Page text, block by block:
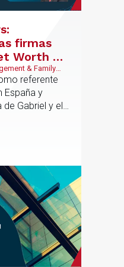
anticipar
firmas
Worth en
& Family
referente
España y
de Gabriel y el